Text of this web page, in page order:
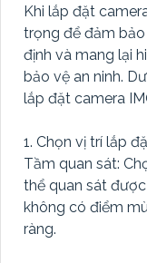
Khi lắp đặt
trọng để đảm
định và mang lại
bảo vệ an ninh.
lắp đặt camera
1. Chọn vị trí lắp
Tầm quan sát:
thể quan sát
không có điểm
ràng.